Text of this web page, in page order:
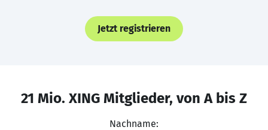
Jetzt registrieren
21 Mio. XING Mitglieder, von A bis Z
Nachname: